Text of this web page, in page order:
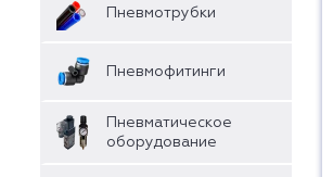
Пневмотрубки
Пневмофитинги
Пневматическое
оборудование